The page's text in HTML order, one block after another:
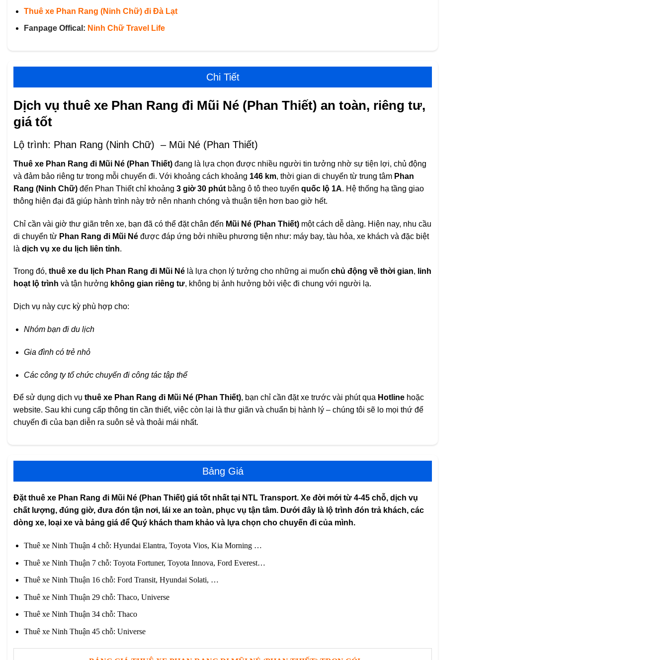
Thuê xe Phan Rang (Ninh Chữ) đi Đà Lạt
Fanpage Offical: Ninh Chữ Travel Life
Chi Tiết
Dịch vụ thuê xe Phan Rang đi Mũi Né (Phan Thiết) an toàn, riêng tư,
giá tốt
Lộ trình: Phan Rang (Ninh Chữ) – Mũi Né (Phan Thiết)
Thuê xe Phan Rang đi Mũi Né (Phan Thiết) đang là lựa chọn được nhiều người tin tưởng nhờ sự tiện lợi, chủ động
và đảm bảo riêng tư trong mỗi chuyến đi. Với khoảng cách khoảng 146 km, thời gian di chuyển từ trung tâm Phan
Rang (Ninh Chữ) đến Phan Thiết chỉ khoảng 3 giờ 30 phút bằng ô tô theo tuyến quốc lộ 1A. Hệ thống hạ tầng giao
thông hiện đại đã giúp hành trình này trở nên nhanh chóng và thuận tiện hơn bao giờ hết.
Chỉ cần vài giờ thư giãn trên xe, bạn đã có thể đặt chân đến Mũi Né (Phan Thiết) một cách dễ dàng. Hiện nay, nhu cầu
di chuyển từ Phan Rang đi Mũi Né được đáp ứng bởi nhiều phương tiện như: máy bay, tàu hỏa, xe khách và đặc biệt
là dịch vụ xe du lịch liên tỉnh.
Trong đó, thuê xe du lịch Phan Rang đi Mũi Né là lựa chọn lý tưởng cho những ai muốn chủ động về thời gian, linh
hoạt lộ trình và tận hưởng không gian riêng tư, không bị ảnh hưởng bởi việc đi chung với người lạ.
Dịch vụ này cực kỳ phù hợp cho:
Nhóm bạn đi du lịch
Gia đình có trẻ nhỏ
Các công ty tổ chức chuyến đi công tác tập thể
Để sử dụng dịch vụ thuê xe Phan Rang đi Mũi Né (Phan Thiết), bạn chỉ cần đặt xe trước vài phút qua Hotline hoặc
website. Sau khi cung cấp thông tin cần thiết, việc còn lại là thư giãn và chuẩn bị hành lý – chúng tôi sẽ lo mọi thứ để
chuyến đi của bạn diễn ra suôn sẻ và thoải mái nhất.
Bảng Giá
Đặt thuê xe Phan Rang đi Mũi Né (Phan Thiết) giá tốt nhất tại NTL Transport. Xe đời mới từ 4-45 chỗ, dịch vụ
chất lượng, đúng giờ, đưa đón tận nơi, lái xe an toàn, phục vụ tận tâm. Dưới đây là lộ trình đón trả khách, các
dòng xe, loại xe và bảng giá để Quý khách tham khảo và lựa chọn cho chuyến đi của mình.
Thuê xe Ninh Thuận 4 chỗ: Hyundai Elantra, Toyota Vios, Kia Morning …
Thuê xe Ninh Thuận 7 chỗ: Toyota Fortuner, Toyota Innova, Ford Everest…
Thuê xe Ninh Thuận 16 chỗ: Ford Transit, Hyundai Solati, …
Thuê xe Ninh Thuận 29 chỗ: Thaco, Universe
Thuê xe Ninh Thuận 34 chỗ: Thaco
Thuê xe Ninh Thuận 45 chỗ: Universe